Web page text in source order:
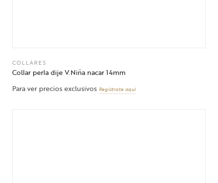
COLLARES
Collar perla dije V.Nin̈a nacar 14mm
Para ver precios exclusivos Regístrate aquí